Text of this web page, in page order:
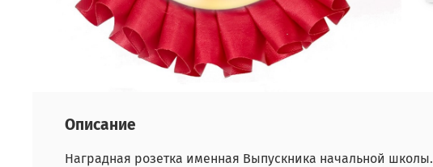
Описание
Наградная розетка именная Выпускника начальной школы.